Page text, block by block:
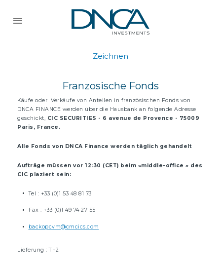
Zeichnen
Franzosische Fonds
Käufe oder Verkäufe von Anteilen in französischen Fonds von
DNCA FINANCE werden über die Hausbank an folgende Adresse
geschickt,
CIC SECURITIES - 6 avenue de Provence - 75009
Paris, France.
Alle Fonds von DNCA Finance werden täglich gehandelt
Aufträge müssen vor 12:30 (CET) beim «middle-office » des
CIC plaziert sein:
Tel : +33 (0)1 53 48 81 73
Fax : +33 (0)1 49 74 27 55
backopcvm@cmcics.com
Lieferung : T+2